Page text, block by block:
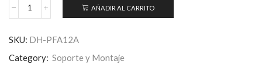
AÑADIR AL CARRITO
SKU: DH-PFA12A
Category: Soporte y Montaje